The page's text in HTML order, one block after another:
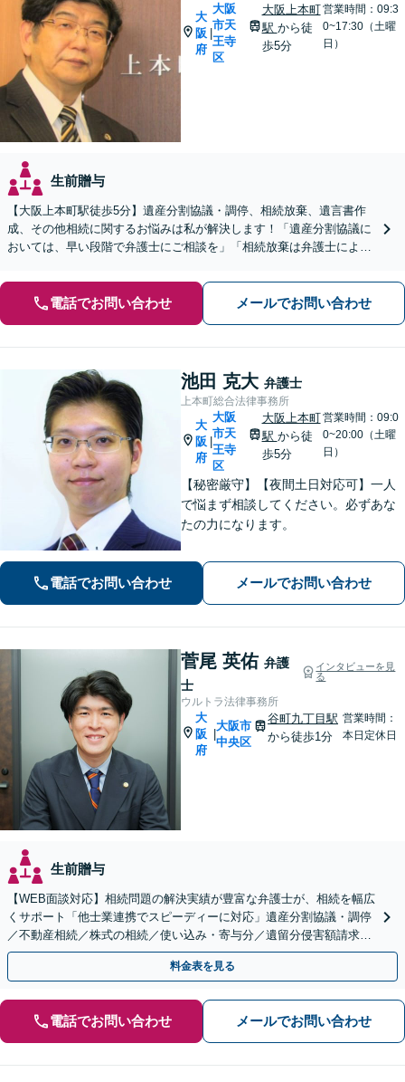
大
阪
府
|
大阪
市天
王寺
区
大阪上本町
駅 から徒
歩5分
営業時間：09:3
0~17:30（土曜
日）
生前贈与
【大阪上本町駅徒歩5分】遺産分割協議・調停、相続放棄、遺言書作
成、その他相続に関するお悩みは私が解決します！「遺産分割協議に
おいては、早い段階で弁護士にご相談を」「相続放棄は弁護士による
電話でお問い合わせ メールでお問い合わせ
池田 克大 弁護士
上本町総合法律事務所
大
阪
府
|
大阪
市天
王寺
区
大阪上本町
駅 から徒
歩5分
営業時間：09:0
0~20:00（土曜
日）
【秘密厳守】【夜間土日対応可】一人
で悩まず相談してください。必ずあな
たの力になります。
電話でお問い合わせ メールでお問い合わせ
菅尾 英佑 弁護
士
インタビューを見
る
ウルトラ法律事務所
大
阪
府
|
大阪市
中央区
谷町九丁目駅
から徒歩1分
営業時間：
本日定休日
生前贈与
【WEB面談対応】相続問題の解決実績が豊富な弁護士が、相続を幅広
くサポート「他士業連携でスピーディーに対応」遺産分割協議・調停
／不動産相続／株式の相続／使い込み・寄与分／遺留分侵害額請求／
相続放棄（借金の相続）／遺言書作成
料金表を見る
電話でお問い合わせ メールでお問い合わせ